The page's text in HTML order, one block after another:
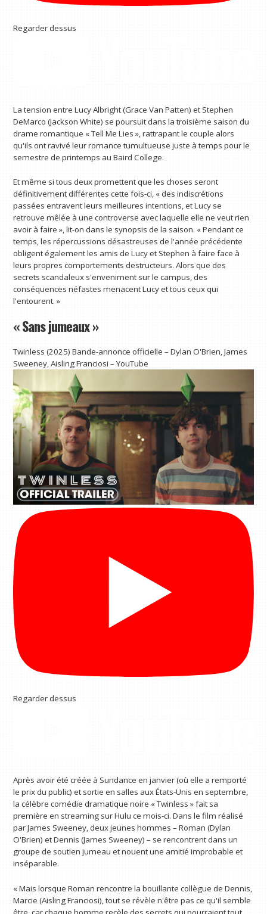
Regarder dessus
La tension entre Lucy Albright (Grace Van Patten) et Stephen
DeMarco (Jackson White) se poursuit dans la troisième saison du
drame romantique « Tell Me Lies », rattrapant le couple alors
qu'ils ont ravivé leur romance tumultueuse juste à temps pour le
semestre de printemps au Baird College.
Et même si tous deux promettent que les choses seront
définitivement différentes cette fois-ci, « des indiscrétions
passées entravent leurs meilleures intentions, et Lucy se
retrouve mêlée à une controverse avec laquelle elle ne veut rien
avoir à faire », lit-on dans le synopsis de la saison. « Pendant ce
temps, les répercussions désastreuses de l'année précédente
obligent également les amis de Lucy et Stephen à faire face à
leurs propres comportements destructeurs. Alors que des
secrets scandaleux s'enveniment sur le campus, des
conséquences néfastes menacent Lucy et tous ceux qui
l'entourent. »
« Sans jumeaux »
Twinless (2025) Bande-annonce officielle – Dylan O'Brien, James
Sweeney, Aisling Franciosi – YouTube
Regarder dessus
Après avoir été créée à Sundance en janvier (où elle a remporté
le prix du public) et sortie en salles aux États-Unis en septembre,
la célèbre comédie dramatique noire « Twinless » fait sa
première en streaming sur Hulu ce mois-ci. Dans le film réalisé
par James Sweeney, deux jeunes hommes – Roman (Dylan
O'Brien) et Dennis (James Sweeney) – se rencontrent dans un
groupe de soutien jumeau et nouent une amitié improbable et
inséparable.
« Mais lorsque Roman rencontre la bouillante collègue de Dennis,
Marcie (Aisling Franciosi), tout se révèle n'être pas ce qu'il semble